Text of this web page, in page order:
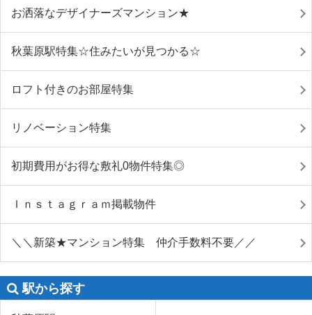
お洒落なデザイナーズマンション★
秋葉原駅特集☆住みたいが見つかる☆
ロフト付きのお部屋特集
リノベーション特集
初期費用がお得な敷礼0物件特集◎
Ｉｎｓｔａｇｒａｍ掲載物件
＼＼新築★マンション特集 仲介手数料不要／／
駅から探す